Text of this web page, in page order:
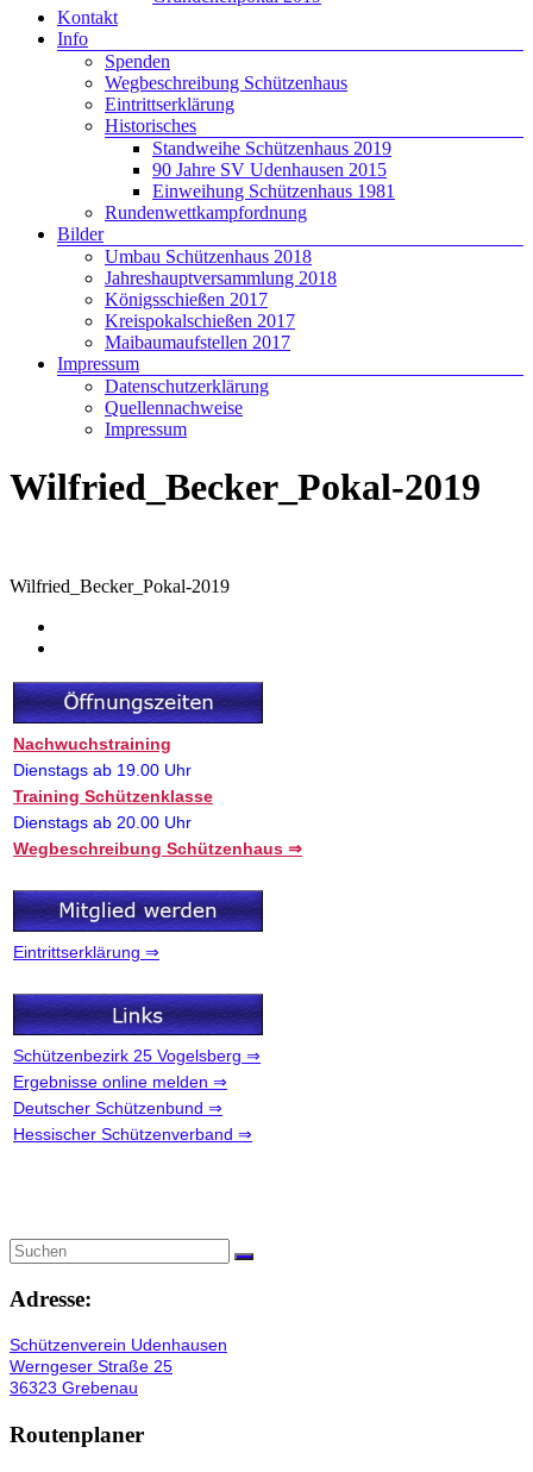
Kontakt
Info
Spenden
Wegbeschreibung Schützenhaus
Eintrittserklärung
Historisches
Standweihe Schützenhaus 2019
90 Jahre SV Udenhausen 2015
Einweihung Schützenhaus 1981
Rundenwettkampfordnung
Bilder
Umbau Schützenhaus 2018
Jahreshauptversammlung 2018
Königsschießen 2017
Kreispokalschießen 2017
Maibaumaufstellen 2017
Impressum
Datenschutzerklärung
Quellennachweise
Impressum
Wilfried_Becker_Pokal-2019
Wilfried_Becker_Pokal-2019
Nachwuchstraining
Dienstags ab 19.00 Uhr
Training Schützenklasse
Dienstags ab 20.00 Uhr
Wegbeschreibung Schützenhaus ⇒
Eintrittserklärung ⇒
Schützenbezirk 25 Vogelsberg ⇒
Ergebnisse online melden ⇒
Deutscher Schützenbund ⇒
Hessischer Schützenverband ⇒
Adresse:
Schützenverein Udenhausen
Werngeser Straße 25
36323 Grebenau
Routenplaner